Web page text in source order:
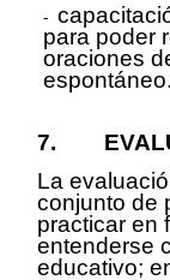
para poder
oraciones
espontáneo.
7.
La
conjunto de
practicar en
entenderse
educativo;